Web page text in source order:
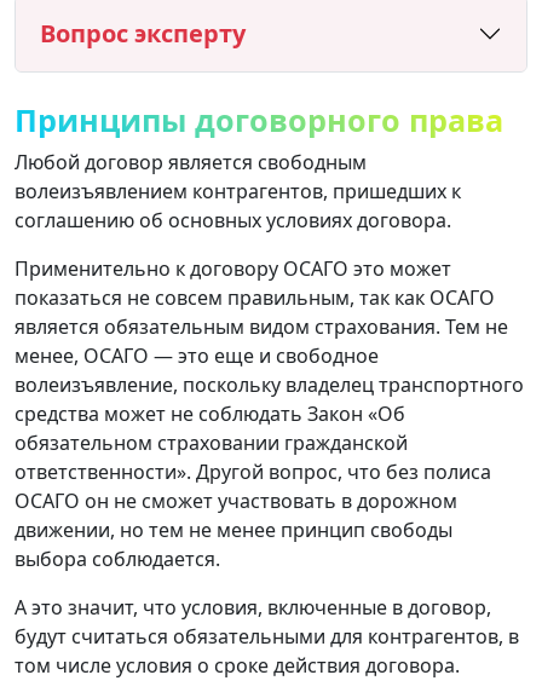
Вопрос эксперту
Принципы договорного права
Любой договор является свободным
волеизъявлением контрагентов, пришедших к
соглашению об основных условиях договора.
Применительно к договору ОСАГО это может
показаться не совсем правильным, так как ОСАГО
является обязательным видом страхования. Тем не
менее, ОСАГО — это еще и свободное
волеизъявление, поскольку владелец транспортного
средства может не соблюдать Закон «Об
обязательном страховании гражданской
ответственности». Другой вопрос, что без полиса
ОСАГО он не сможет участвовать в дорожном
движении, но тем не менее принцип свободы
выбора соблюдается.
А это значит, что условия, включенные в договор,
будут считаться обязательными для контрагентов, в
том числе условия о сроке действия договора.